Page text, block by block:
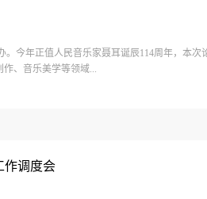
今年正值人民音乐家聂耳诞辰114周年，本次
、音乐美学等领域...
作调度会